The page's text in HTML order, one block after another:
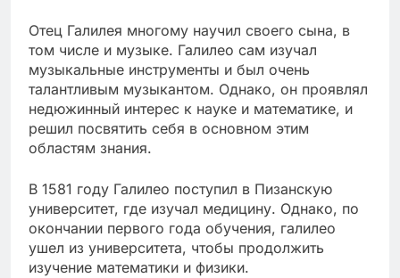
Отец Галилея многому научил своего сына, в
том числе и музыке. Галилео сам изучал
музыкальные инструменты и был очень
талантливым музыкантом. Однако, он проявлял
недюжинный интерес к науке и математике, и
решил посвятить себя в основном этим
областям знания.
В 1581 году Галилео поступил в Пизанскую
университет, где изучал медицину. Однако, по
окончании первого года обучения, галилео
ушел из университета, чтобы продолжить
изучение математики и физики.